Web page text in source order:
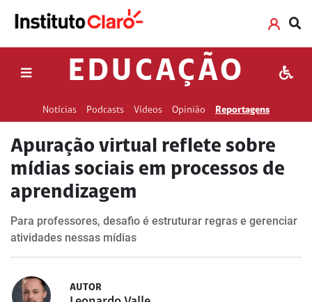
EDUCAÇÃO
Notícias Podcasts Vídeos Opinião Reportagens
Apuração virtual reflete sobre
mídias sociais em processos de
aprendizagem
Para professores, desafio é estruturar regras e gerenciar
atividades nessas mídias
AUTOR